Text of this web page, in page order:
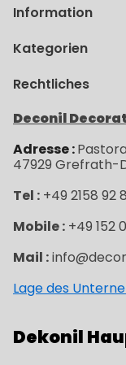
Information
Kategorien
Rechtliches
Deconil
Adresse :
47929 Grefrath-
Tel : +49 2158 92
Mobile : +49 152
Mail :
Lage des
Dekonil